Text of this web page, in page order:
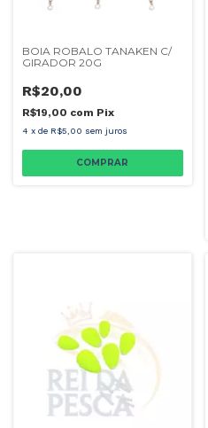
BOIA ROBALO TANAKEN C/
GIRADOR 20G
R$20,00
R$19,00 com Pix
4 x de R$5,00 sem juros